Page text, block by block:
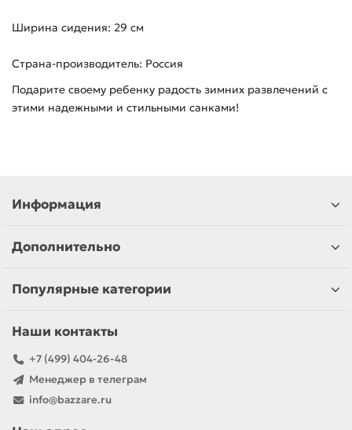
Ширина сидения: 29 см
Страна-производитель: Россия
Подарите своему ребенку радость зимних развлечений с
этими надежными и стильными санками!
Информация
Дополнительно
Популярные категории
Наши контакты
+7 (499) 404-26-48
Менеджер в телеграм
info@bazzare.ru